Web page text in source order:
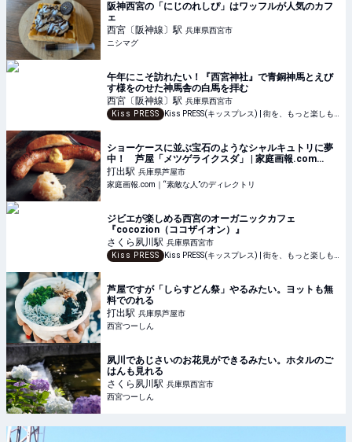
阪神西宮の「にじのれしぴ」はワッフルが人気のカフ
ェ
西宮〔阪神線〕駅 兵庫県西宮市
ニシマグ
午年にこそ訪れたい！『西宮神社』で青銅神馬とえび
す様をのせた神馬舎の白馬を拝む
西宮〔阪神線〕駅 兵庫県西宮市
Kiss PRESS
ショーケースに並ぶ宝石のようなシャルキュトリに夢
中！ 芦屋「メツゲライクスダ」 | 家庭画報.com
｜“素敵な人”のディレクトリ
打出駅 兵庫県芦屋市
家庭画報.com｜“素敵な人”のディレクトリ
ジビエが楽しめる西宮のオーガニックカフェ
『cocozion（ココザイオン）』
さくら夙川駅 兵庫県西宮市
Kiss PRESS
芦屋ですが「しらすどん祭」やるみたい。ヨットも無
料でのれる
打出駅 兵庫県芦屋市
西宮つーしん
夙川であじさいのお花見ができるみたい。ホタルのご
はんも見れる
さくら夙川駅 兵庫県西宮市
西宮つーしん